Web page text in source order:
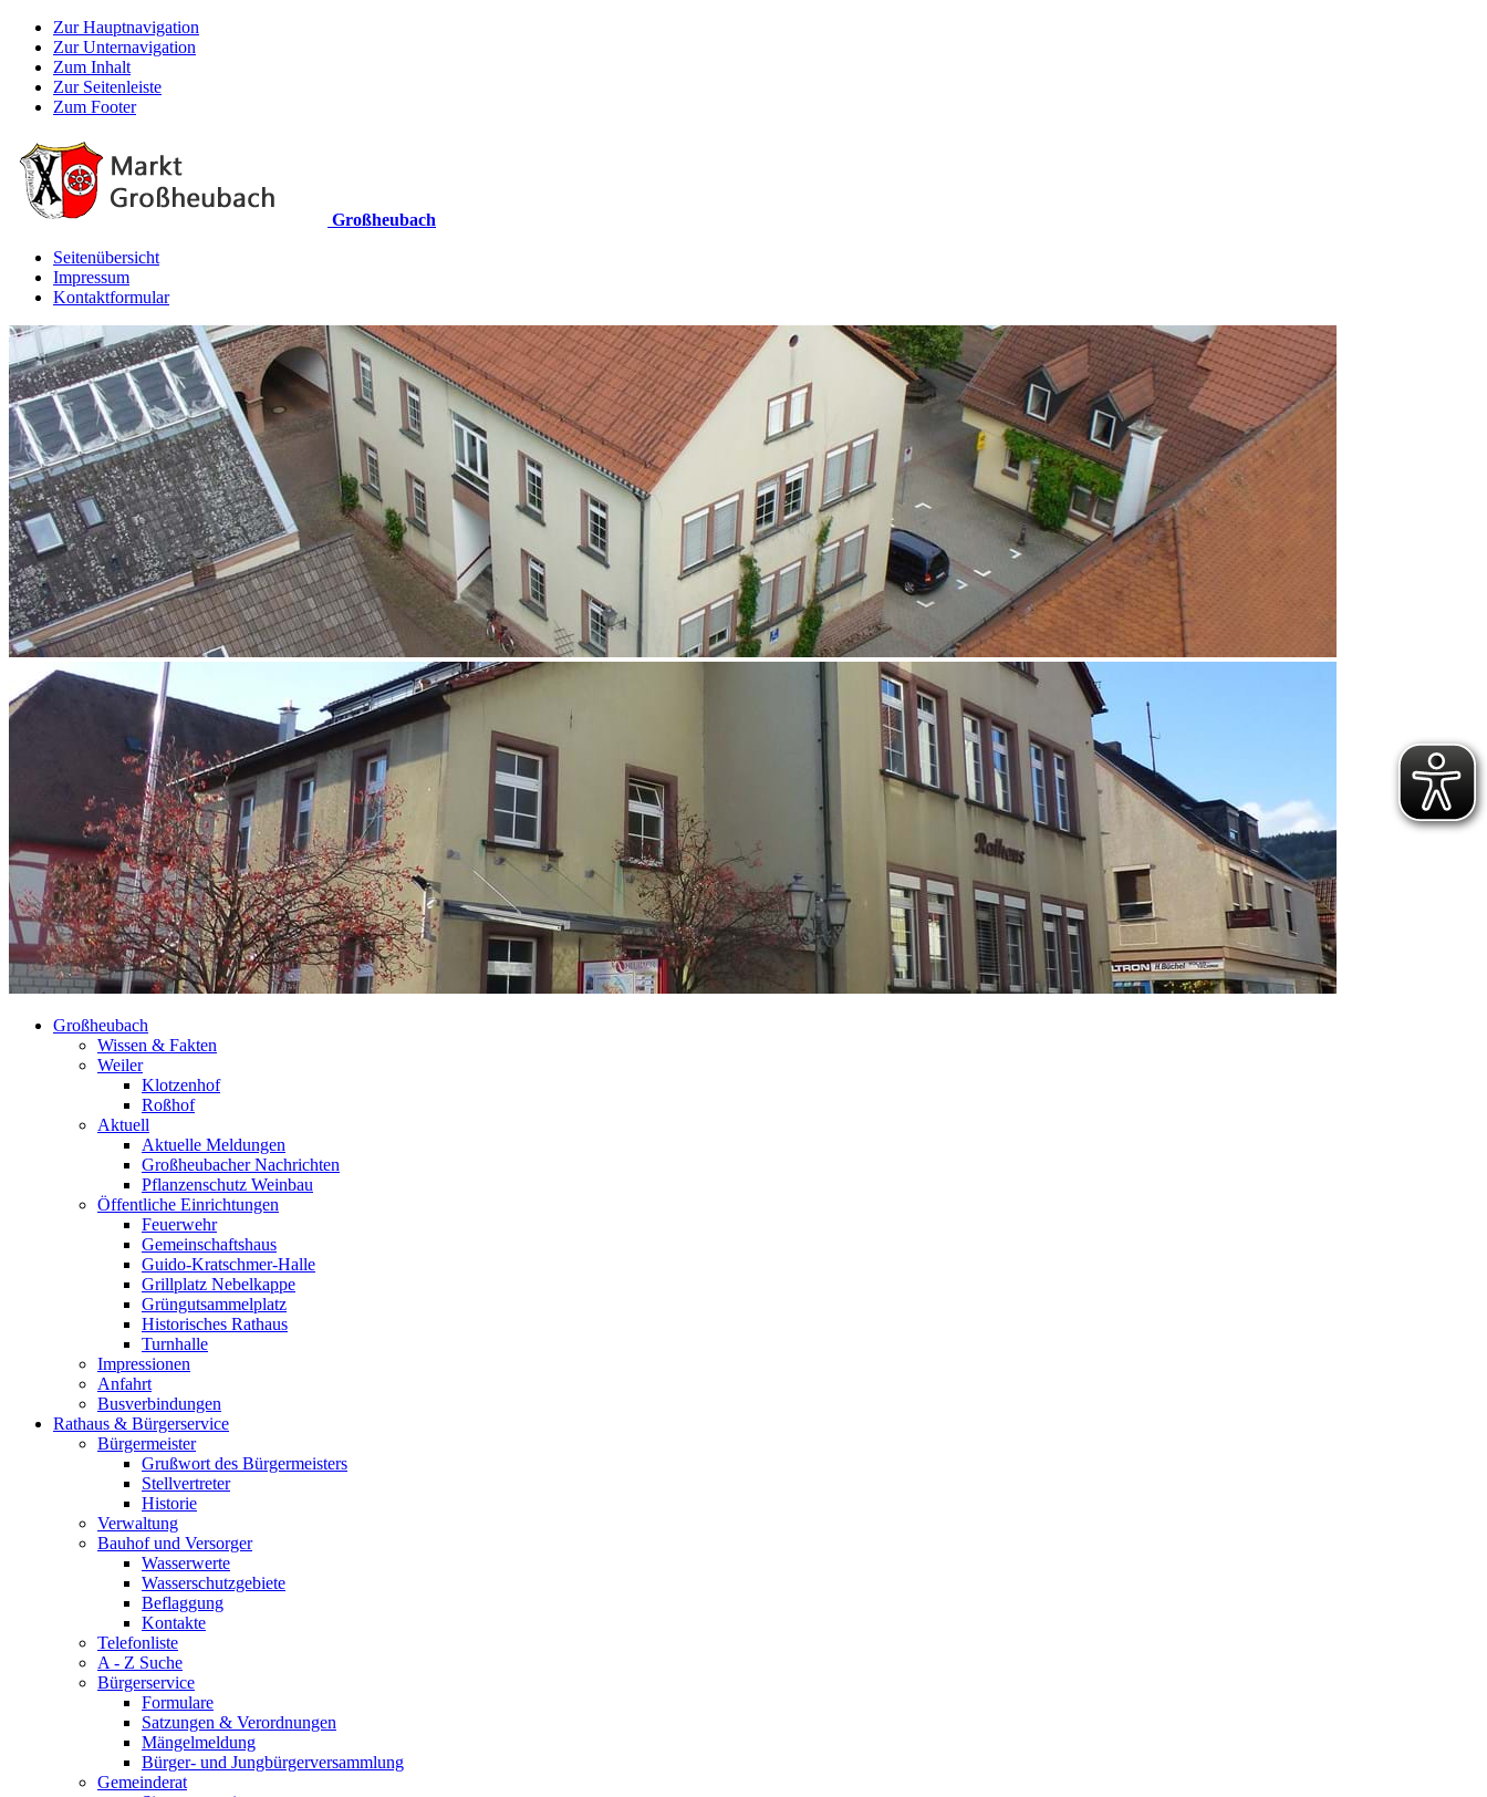
Zur Hauptnavigation
Zur Unternavigation
Zum Inhalt
Zur Seitenleiste
Zum Footer
Großheubach
Seitenübersicht
Impressum
Kontaktformular
Großheubach
Wissen & Fakten
Weiler
Klotzenhof
Roßhof
Aktuell
Aktuelle Meldungen
Großheubacher Nachrichten
Pflanzenschutz Weinbau
Öffentliche Einrichtungen
Feuerwehr
Gemeinschaftshaus
Guido-Kratschmer-Halle
Grillplatz Nebelkappe
Grüngutsammelplatz
Historisches Rathaus
Turnhalle
Impressionen
Anfahrt
Busverbindungen
Rathaus & Bürgerservice
Bürgermeister
Grußwort des Bürgermeisters
Stellvertreter
Historie
Verwaltung
Bauhof und Versorger
Wasserwerte
Wasserschutzgebiete
Beflaggung
Kontakte
Telefonliste
A - Z Suche
Bürgerservice
Formulare
Satzungen & Verordnungen
Mängelmeldung
Bürger- und Jungbürgerversammlung
Gemeinderat